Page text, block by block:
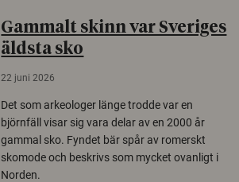
Gammalt skinn var Sveriges
äldsta sko
22 juni 2026
Det som arkeologer länge trodde var en
björnfäll visar sig vara delar av en 2000 år
gammal sko. Fyndet bär spår av romerskt
skomode och beskrivs som mycket ovanligt i
Norden.